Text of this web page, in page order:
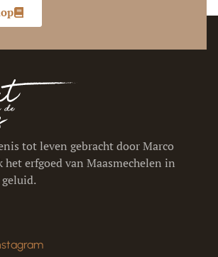
tot leven gebracht door Marco
erfgoed van Maasmechelen in